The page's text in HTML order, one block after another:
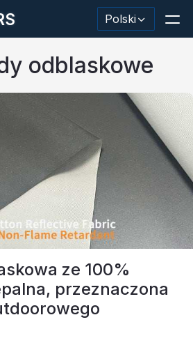
Polski
taśma
w ciemności
wykończeniowe
odblaskowe
ze 100%
przeznaczona